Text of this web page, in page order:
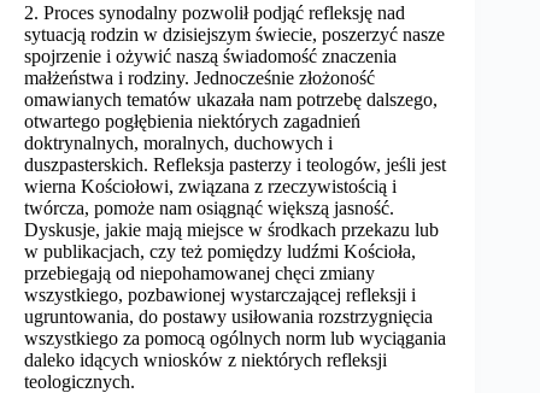
2. Proces synodalny pozwolił podjąć refleksję nad
sytuacją rodzin w dzisiejszym świecie, poszerzyć nasze
spojrzenie i ożywić naszą świadomość znaczenia
małżeństwa i rodziny. Jednocześnie złożoność
omawianych tematów ukazała nam potrzebę dalszego,
otwartego pogłębienia niektórych zagadnień
doktrynalnych, moralnych, duchowych i
duszpasterskich. Refleksja pasterzy i teologów, jeśli jest
wierna Kościołowi, związana z rzeczywistością i
twórcza, pomoże nam osiągnąć większą jasność.
Dyskusje, jakie mają miejsce w środkach przekazu lub
w publikacjach, czy też pomiędzy ludźmi Kościoła,
przebiegają od niepohamowanej chęci zmiany
wszystkiego, pozbawionej wystarczającej refleksji i
ugruntowania, do postawy usiłowania rozstrzygnięcia
wszystkiego za pomocą ogólnych norm lub wyciągania
daleko idących wniosków z niektórych refleksji
teologicznych.